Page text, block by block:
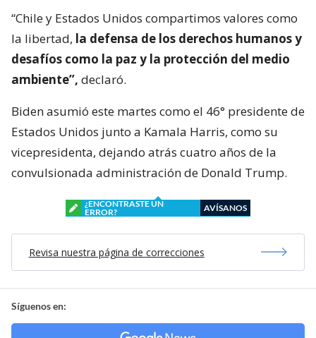
“Chile y Estados Unidos compartimos valores como
la libertad, la defensa de los derechos humanos y
desafíos como la paz y la protección del medio
ambiente”, declaró.
Biden asumió este martes como el 46° presidente de
Estados Unidos junto a Kamala Harris, como su
vicepresidenta, dejando atrás cuatro años de la
convulsionada administración de Donald Trump.
¿ENCONTRASTE UN
ERROR?
AVÍSANOS
Revisa nuestra página de correcciones
Síguenos en: